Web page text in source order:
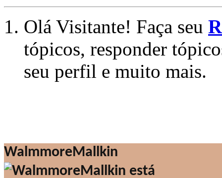
Olá Visitante! Faça seu
tópicos, responder
seu perfil e muito mais.
WalmmoreMallkin